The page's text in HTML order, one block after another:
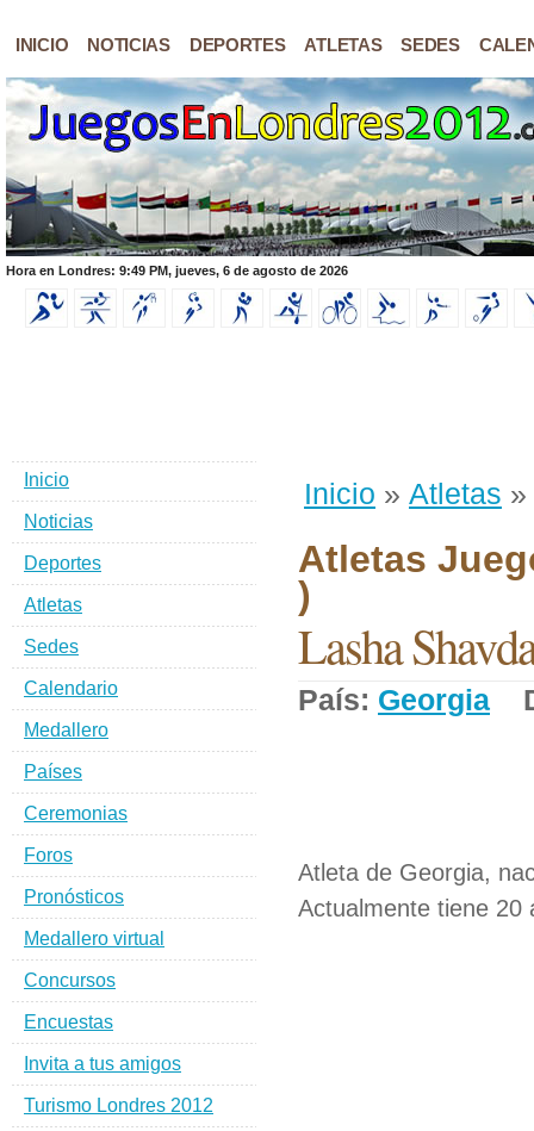
INICIO NOTICIAS DEPORTES ATLETAS SEDES
Hora en Londres: 9:49 PM, jueves, 6 de agosto de 2026
Inicio » Atletas
Atletas
)
Lasha
País: Georgia
Atleta de Georgia,
Actualmente tiene 20
Inicio
Noticias
Deportes
Atletas
Sedes
Calendario
Medallero
Países
Ceremonias
Foros
Pronósticos
Medallero virtual
Concursos
Encuestas
Invita a tus amigos
Turismo Londres 2012